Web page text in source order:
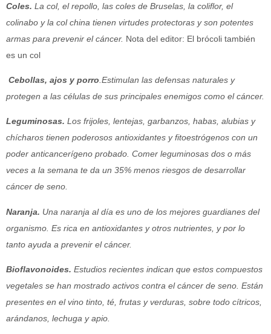
Coles. La col, el repollo, las coles de Bruselas, la coliflor, el
colinabo y la col china tienen virtudes protectoras y son potentes
armas para prevenir el cáncer. Nota del editor: El brócoli también
es un col
Cebollas, ajos y porro .Estimulan las defensas naturales y
protegen a las células de sus principales enemigos como el cáncer.
Leguminosas. Los frijoles, lentejas, garbanzos, habas, alubias y
chícharos tienen poderosos antioxidantes y fitoestrógenos con un
poder anticancerígeno probado. Comer leguminosas dos o más
veces a la semana te da un 35% menos riesgos de desarrollar
cáncer de seno.
Naranja. Una naranja al día es uno de los mejores guardianes del
organismo. Es rica en antioxidantes y otros nutrientes, y por lo
tanto ayuda a prevenir el cáncer.
Bioflavonoides. Estudios recientes indican que estos compuestos
vegetales se han mostrado activos contra el cáncer de seno. Están
presentes en el vino tinto, té, frutas y verduras, sobre todo cítricos,
arándanos, lechuga y apio.